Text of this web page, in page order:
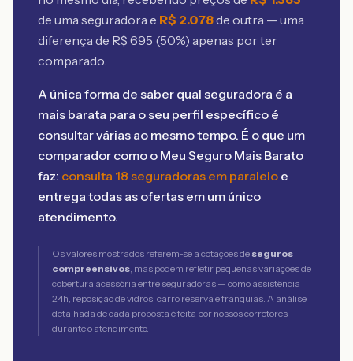
de uma seguradora e R$ 2.078de outra — uma
diferença de R$ 695 (50%) apenas por ter
comparado.
A única forma de saber qual seguradora é a
mais barata para o seu perfil específico é
consultar várias ao mesmo tempo. É o que um
comparador como o Meu Seguro Mais Barato
faz: consulta 18 seguradoras em paralelo e
entrega todas as ofertas em um único
atendimento.
Os valores mostrados referem-se a cotações de seguros
compreensivos, mas podem refletir pequenas variações de
cobertura acessória entre seguradoras — como assistência
24h, reposição de vidros, carro reserva e franquias. A análise
detalhada de cada proposta é feita por nossos corretores
durante o atendimento.